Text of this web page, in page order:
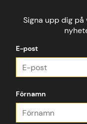
Signa upp dig
E-post
Förnamn